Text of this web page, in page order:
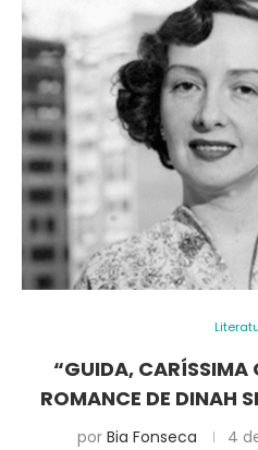
“GUIDA, CARÍSSIMA
ROMANCE DE DINAH
por Bia Fonseca 4